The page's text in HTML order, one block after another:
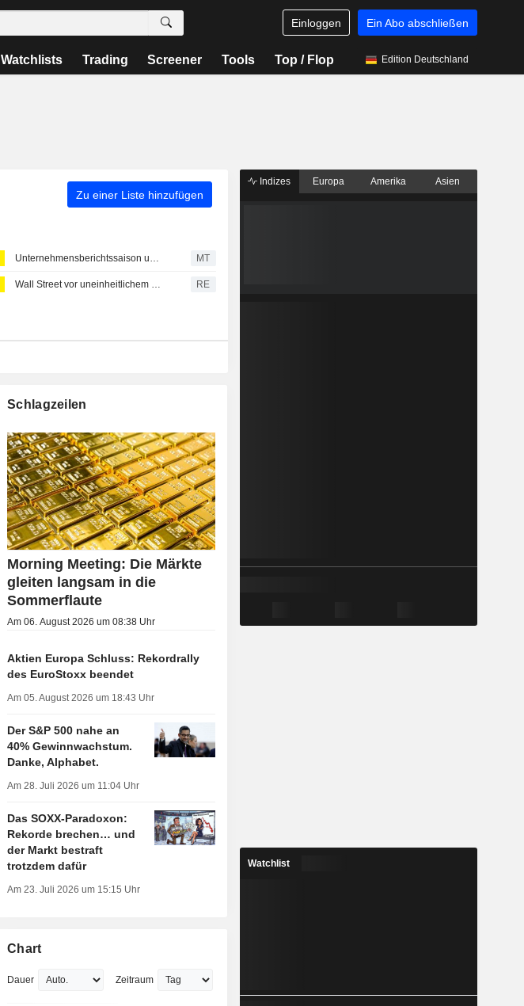
Einloggen Ein Abo abschließen
Watchlists Trading Screener Tools Top / Flop Edition Deutschland
Zu einer Liste hinzufügen
Unternehmensberichtssaison und Perspektiven im Persischen Golf stützen Europas Börsen zur Mittagszeit MT
Wall Street vor uneinheitlichem Start nach Stimmungsaufhellung im europäischen Handel RE
Schlagzeilen
Morning Meeting: Die Märkte
gleiten langsam in die
Sommerflaute
Am 06. August 2026 um 08:38 Uhr
Aktien Europa Schluss: Rekordrally
des EuroStoxx beendet
Am 05. August 2026 um 18:43 Uhr
Der S&P 500 nahe an
40% Gewinnwachstum.
Danke, Alphabet.
Am 28. Juli 2026 um 11:04 Uhr
Das SOXX-Paradoxon:
Rekorde brechen… und
der Markt bestraft
trotzdem dafür
Am 23. Juli 2026 um 15:15 Uhr
Chart
Dauer Zeitraum
Indizes Europa Amerika Asien
Watchlist